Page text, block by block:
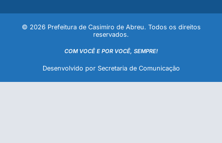
© 2026 Prefeitura de Casimiro de Abreu. Todos os direitos
reservados.
COM VOCÊ E POR VOCÊ, SEMPRE!
Desenvolvido por Secretaria de Comunicação